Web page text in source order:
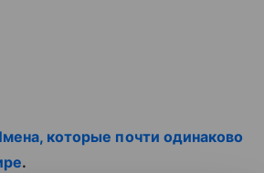
которые почти одинаково
.